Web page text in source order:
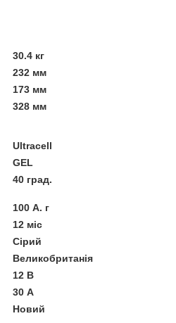
30.4 кг
232 мм
173 мм
328 мм
Ultracell
GEL
40 град.
100 А. г
12 міс
Сірий
Великобританія
12 В
30 А
Новий